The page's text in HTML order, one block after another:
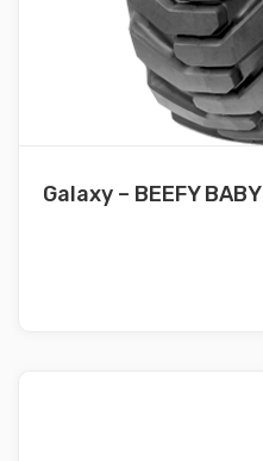
Galaxy – BEEFY BABY